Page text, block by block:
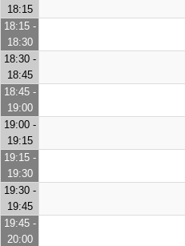
18:15
18:15 -
18:30
18:30 -
18:45
18:45 -
19:00
19:00 -
19:15
19:15 -
19:30
19:30 -
19:45
19:45 -
20:00